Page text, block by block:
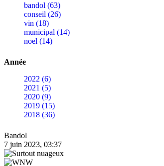
bandol (63)
conseil (26)
vin (18)
municipal (14)
noel (14)
Année
2022 (6)
2021 (5)
2020 (9)
2019 (15)
2018 (36)
Bandol
7 juin 2023, 03:37